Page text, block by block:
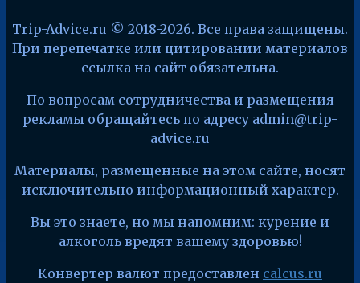
Trip-Advice.ru © 2018-2026. Все права защищены.
При перепечатке или цитировании материалов
ссылка на сайт обязательна.
По вопросам сотрудничества и размещения
рекламы обращайтесь по адресу admin@trip-
advice.ru
Материалы, размещенные на этом сайте, носят
исключительно информационный характер.
Вы это знаете, но мы напомним: курение и
алкоголь вредят вашему здоровью!
Конвертер валют предоставлен calcus.ru